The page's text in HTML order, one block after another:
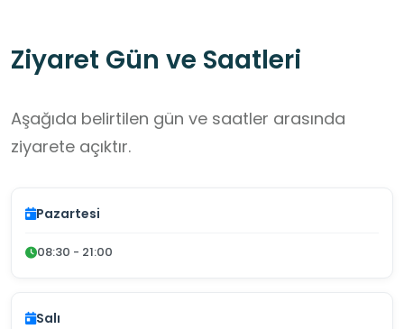
Ziyaret Gün ve Saatleri
Aşağıda belirtilen gün ve saatler arasında
ziyarete açıktır.
Pazartesi
08:30 - 21:00
Salı